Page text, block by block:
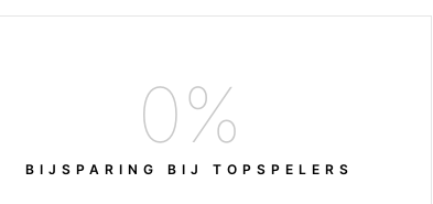
BIJSPARING BIJ TOPSPELERS
0%